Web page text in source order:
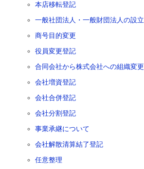
本店移転登記
一般社団法人・一般財団法人の設立
商号目的変更
役員変更登記
合同会社から株式会社への組織変更
会社増資登記
会社合併登記
会社分割登記
事業承継について
会社解散清算結了登記
任意整理